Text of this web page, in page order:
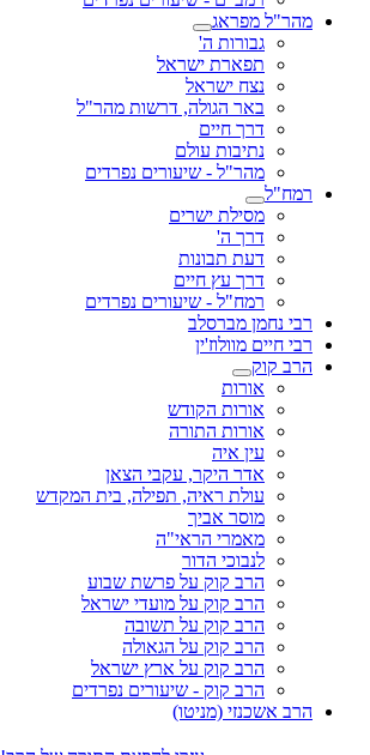
מהר"ל מפראג
גבורות ה'
תפארת ישראל
נצח ישראל
באר הגולה, דרשות מהר"ל
דרך חיים
נתיבות עולם
מהר"ל - שיעורים נפרדים
רמח"ל
מסילת ישרים
דרך ה'
דעת תבונות
דרך עץ חיים
רמח"ל - שיעורים נפרדים
רבי נחמן מברסלב
רבי חיים מוולוז'ין
הרב קוק
אורות
אורות הקודש
אורות התורה
עין איה
אדר היקר, עקבי הצאן
עולת ראיה, תפילה, בית המקדש
מוסר אביך
מאמרי הראי"ה
לנבוכי הדור
הרב קוק על פרשת שבוע
הרב קוק על מועדי ישראל
הרב קוק על תשובה
הרב קוק על הגאולה
הרב קוק על ארץ ישראל
הרב קוק - שיעורים נפרדים
הרב אשכנזי (מניטו)